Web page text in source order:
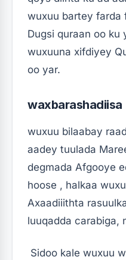
wuxuu bartey farda
Dugsi quraan oo ku
wuxuuna xifdiyey
oo yar.
waxbarashadiisa
wuxuu bilaabay
aadey tuulada
degmada Afgooye
hoose , halkaa
Axaadiiithta
luuqadda carabiga,
Sidoo kale wuxuu